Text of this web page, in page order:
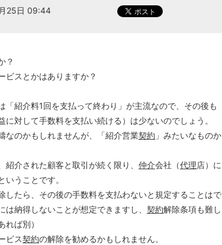
25日 09:44
？
ビスとかはありますか？
「紹介料1回を支払って終わり」が主流なので、その後も
に対して手数料を支払い続ける）は少ないのでしょう。
なのかもしれませんが、「紹介営業契約 」みたいなものか
紹介された顧客と取引が続く限り、 仲介会社（代理店）に
うことです。
したら、その後の手数料を支払わないと規定することはで
は納得しないことが想定できますし、 契約解除条項も難し
れば別）
ビス契約の解除を勧めるかもしれません。